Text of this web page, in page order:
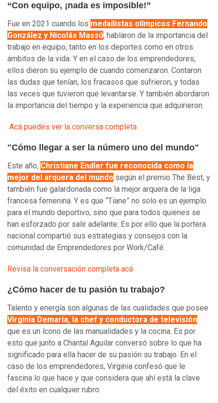
“Con equipo, ¡nada es imposible!”
Fue en 2021 cuando los medallistas olímpicos Fernando
González y Nicolás Massú, hablaron de la importancia del
trabajo en equipo, tanto en los deportes como en otros
ámbitos de la vida. Y en el caso de los emprendedores,
ellos dieron su ejemplo de cuando comenzaron. Contaron
las dudas que tenían, los fracasos que sufrieron, y todas
las veces que tuvieron que levantarse. Y también abordaron
la importancia del tiempo y la experiencia que adquirieron.
Acá puedes ver la conversa completa
"Cómo llegar a ser la número uno del mundo"
Este año, Christiane Endler fue reconocida como la
mejor del arquera del mundo según el premio The Best, y
también fue galardonada como la mejor arquera de la liga
francesa femenina. Y es que “Tiane” no solo es un ejemplo
para el mundo deportivo, sino que para todos quienes se
han esforzado por salir adelante. Es por ello que la portera
nacional compartió sus estrategias y consejos con la
comunidad de Emprendedores por Work/Café.
Revisa la conversación completa acá
¿Cómo hacer de tu pasión tu trabajo?
Talento y energía son algunas de las cualidades que posee
Virginia Demaria, la chef y conductora de televisión
que es un ícono de las manualidades y la cocina. Es por
esto que junto a Chantal Aguilar conversó sobre lo que ha
significado para ella hacer de su pasión su trabajo. En el
caso de los emprendedores, Virginia confesó que le
fascina lo que hace y que considera que ahí está la clave
del éxito en cualquier rubro.